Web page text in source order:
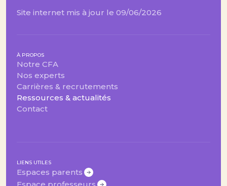
Site internet mis à jour le 09/06/2026
À PROPOS
Notre CFA
Nos experts
Carrières & recrutements
Ressources & actualités
Contact
LIENS UTILES
Espaces parents
Espace professeurs